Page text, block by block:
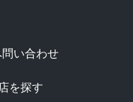
い合わせ
を探す